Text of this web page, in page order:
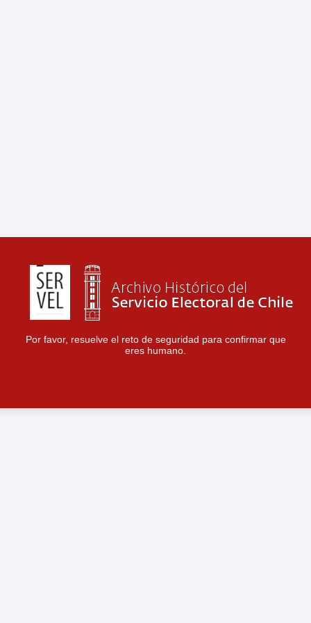
Por favor, resuelve el reto de seguridad para confirmar que
eres humano.